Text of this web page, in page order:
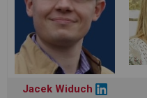
Jacek Widuch